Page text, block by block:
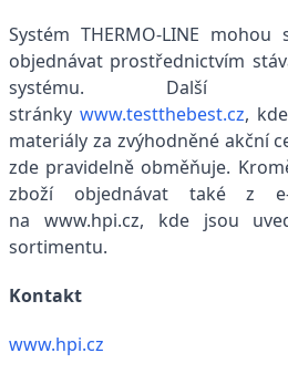
Systém THERMO-LINE
objednávat prostřednictvím
systému. Další
stránky www.testthebest.cz,
materiály za zvýhodněné akční
zde pravidelně obměňuje.
zboží objednávat také z e-
na www.hpi.cz, kde jsou
sortimentu.
Kontakt
www.hpi.cz